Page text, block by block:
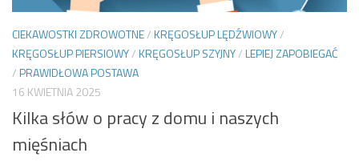
CIEKAWOSTKI ZDROWOTNE/KRĘGOSŁUP LĘDŹWIOWY/
KRĘGOSŁUP PIERSIOWY/KRĘGOSŁUP SZYJNY/LEPIEJ ZAPOBIEGAĆ
/PRAWIDŁOWA POSTAWA
16 KWIETNIA 2025
Kilka słów o pracy z domu i naszych
mięśniach